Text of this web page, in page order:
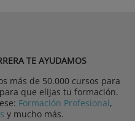
TE AYUDAMOS
más de 50.000 cursos para
que elijas tu formación.
Formación Profesional,
y mucho más.